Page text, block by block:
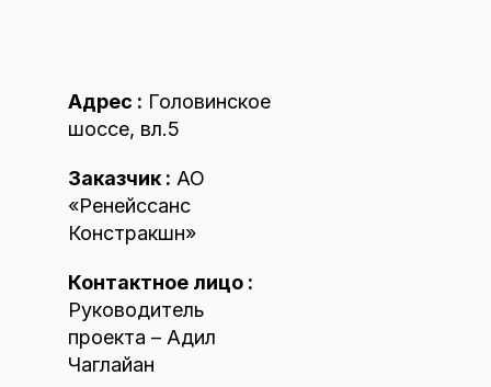
Адрес : Головинское
шоссе, вл.5
Заказчик : АО
«Ренейссанс
Констракшн»
Контактное лицо :
Руководитель
проекта – Адил
Чаглайан